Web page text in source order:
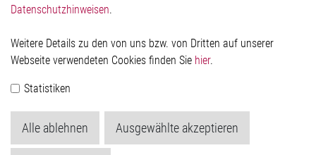
Elmos Semiconductor SE
Werkstättenstraße 18
Telefon: +49 (0) 2171 / 40 183-0
Handelsregister:
Köln HRB 123561
Datenschutzhinweisen.
Weitere Details zu den von uns bzw. von Dritten auf unserer
Webseite verwendeten Cookies finden Sie hier.
Statistiken
Alle ablehnen Ausgewählte akzeptieren